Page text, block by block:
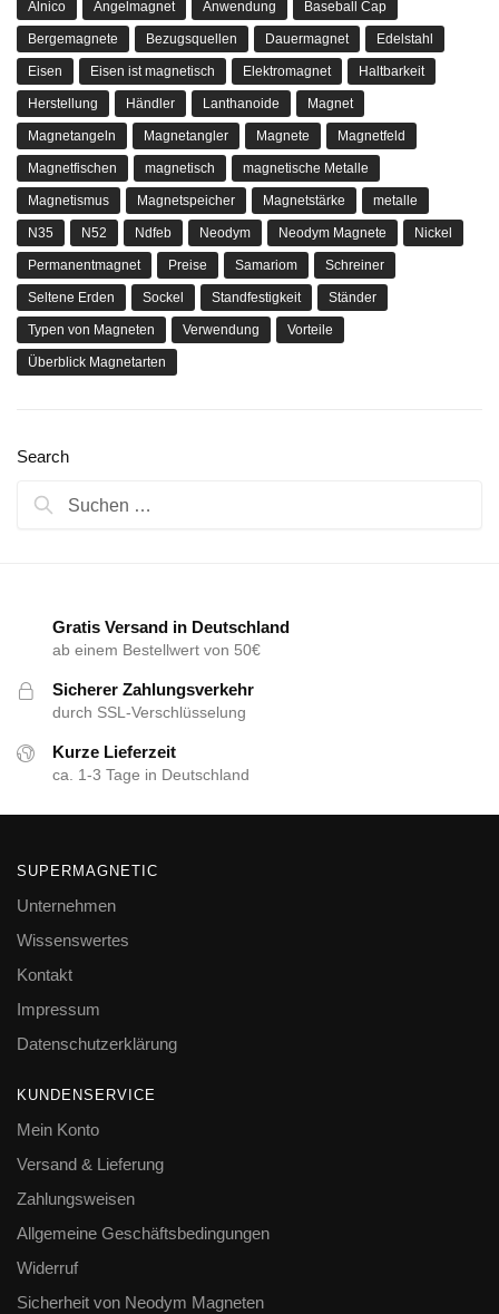
Alnico Angelmagnet Anwendung Baseball Cap
Bergemagnete Bezugsquellen Dauermagnet Edelstahl
Eisen Eisen ist magnetisch Elektromagnet Haltbarkeit
Herstellung Händler Lanthanoide Magnet
Magnetangeln Magnetangler Magnete Magnetfeld
Magnetfischen magnetisch magnetische Metalle
Magnetismus Magnetspeicher Magnetstärke metalle
N35 N52 Ndfeb Neodym Neodym Magnete Nickel
Permanentmagnet Preise Samariom Schreiner
Seltene Erden Sockel Standfestigkeit Ständer
Typen von Magneten Verwendung Vorteile
Überblick Magnetarten
Search
Suchen
Gratis Versand in Deutschland
ab einem Bestellwert von 50€
Sicherer Zahlungsverkehr
durch SSL-Verschlüsselung
Kurze Lieferzeit
ca. 1-3 Tage in Deutschland
SUPERMAGNETIC
Unternehmen
Wissenswertes
Kontakt
Impressum
Datenschutzerklärung
KUNDENSERVICE
Mein Konto
Versand & Lieferung
Zahlungsweisen
Allgemeine Geschäftsbedingungen
Widerruf
Sicherheit von Neodym Magneten